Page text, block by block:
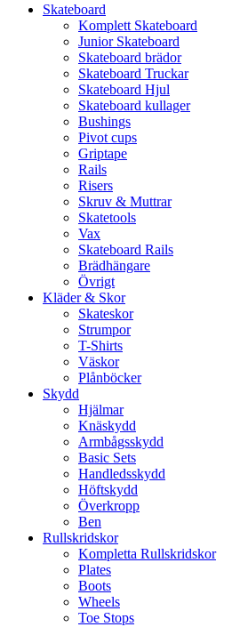
Skateboard
Komplett Skateboard
Junior Skateboard
Skateboard brädor
Skateboard Truckar
Skateboard Hjul
Skateboard kullager
Bushings
Pivot cups
Griptape
Rails
Risers
Skruv & Muttrar
Skatetools
Vax
Skateboard Rails
Brädhängare
Övrigt
Kläder & Skor
Skateskor
Strumpor
T-Shirts
Väskor
Plånböcker
Skydd
Hjälmar
Knäskydd
Armbågsskydd
Basic Sets
Handledsskydd
Höftskydd
Överkropp
Ben
Rullskridskor
Kompletta Rullskridskor
Plates
Boots
Wheels
Toe Stops